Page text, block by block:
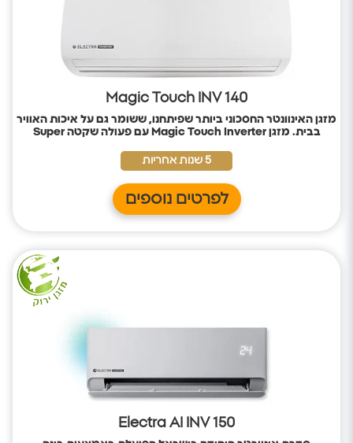
Magic Touch INV 140
מזגן האינוונטר החסכוני ביותר שפיתחנו, ששומר גם על איכות האוויר
בבית. מזגןMagic Touch Inverter עם פעולה שקטהSuper
בעל תקינה אירופית,
לחיסכון בחשמל ושמירה על הסביבה.
5 שנות אחריות
לפרטים נוספים
Electra AI INV 150